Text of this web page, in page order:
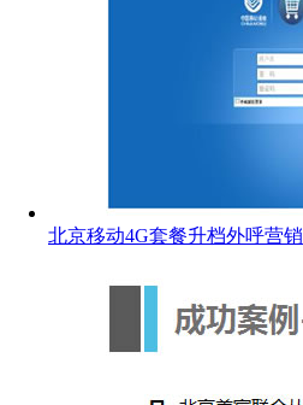
北京移动4G套餐升档外呼营销